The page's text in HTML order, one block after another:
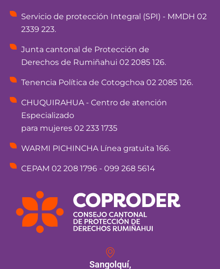
Servicio de protección Integral (SPI) - MMDH 02
2339 223.
Junta cantonal de Protección de
Derechos de Rumiñahui 02 2085 126.
Tenencia Política de Cotogchoa 02 2085 126.
CHUQUIRAHUA - Centro de atención
Especializado
para mujeres 02 233 1735
WARMI PICHINCHA Línea gratuita 166.
CEPAM 02 208 1796 - 099 268 5614
Sangolquí,